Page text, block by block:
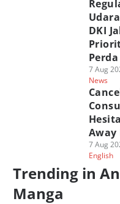
DKI
Perda
7 Aug
News
Away
7 Aug
English
Trending in
Manga